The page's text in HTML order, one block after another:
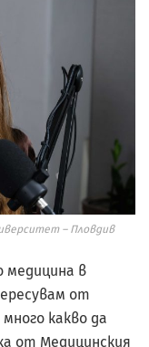
– Пловдив
медицина в
от
какво да
от Медицинския